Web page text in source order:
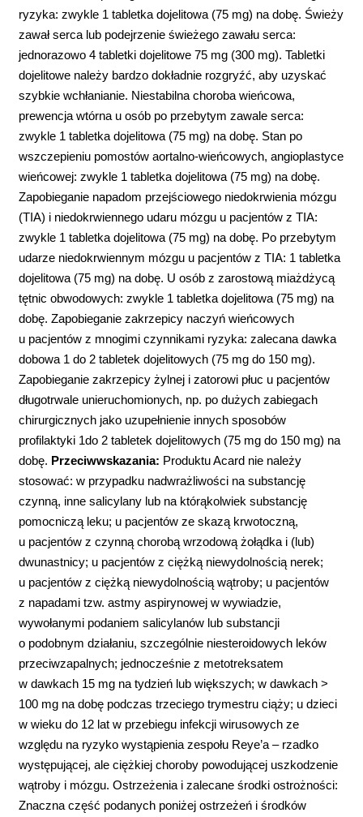
ryzyka: zwykle 1 tabletka dojelitowa (75 mg) na dobę. Świeży
zawał serca lub podejrzenie świeżego zawału serca:
jednorazowo 4 tabletki dojelitowe 75 mg (300 mg). Tabletki
dojelitowe należy bardzo dokładnie rozgryźć, aby uzyskać
szybkie wchłanianie. Niestabilna choroba wieńcowa,
prewencja wtórna u osób po przebytym zawale serca:
zwykle 1 tabletka dojelitowa (75 mg) na dobę. Stan po
wszczepieniu pomostów aortalno-wieńcowych, angioplastyce
wieńcowej: zwykle 1 tabletka dojelitowa (75 mg) na dobę.
Zapobieganie napadom przejściowego niedokrwienia mózgu
(TIA) i niedokrwiennego udaru mózgu u pacjentów z TIA:
zwykle 1 tabletka dojelitowa (75 mg) na dobę. Po przebytym
udarze niedokrwiennym mózgu u pacjentów z TIA: 1 tabletka
dojelitowa (75 mg) na dobę. U osób z zarostową miażdżycą
tętnic obwodowych: zwykle 1 tabletka dojelitowa (75 mg) na
dobę. Zapobieganie zakrzepicy naczyń wieńcowych
u pacjentów z mnogimi czynnikami ryzyka: zalecana dawka
dobowa 1 do 2 tabletek dojelitowych (75 mg do 150 mg).
Zapobieganie zakrzepicy żylnej i zatorowi płuc u pacjentów
długotrwale unieruchomionych, np. po dużych zabiegach
chirurgicznych jako uzupełnienie innych sposobów
profilaktyki 1do 2 tabletek dojelitowych (75 mg do 150 mg) na
dobę. Przeciwwskazania: Produktu Acard nie należy
stosować: w przypadku nadwrażliwości na substancję
czynną, inne salicylany lub na którąkolwiek substancję
pomocniczą leku; u pacjentów ze skazą krwotoczną,
u pacjentów z czynną chorobą wrzodową żołądka i (lub)
dwunastnicy; u pacjentów z ciężką niewydolnością nerek;
u pacjentów z ciężką niewydolnością wątroby; u pacjentów
z napadami tzw. astmy aspirynowej w wywiadzie,
wywołanymi podaniem salicylanów lub substancji
o podobnym działaniu, szczególnie niesteroidowych leków
przeciwzapalnych; jednocześnie z metotreksatem
w dawkach 15 mg na tydzień lub większych; w dawkach >
100 mg na dobę podczas trzeciego trymestru ciąży; u dzieci
w wieku do 12 lat w przebiegu infekcji wirusowych ze
względu na ryzyko wystąpienia zespołu Reye’a – rzadko
występującej, ale ciężkiej choroby powodującej uszkodzenie
wątroby i mózgu. Ostrzeżenia i zalecane środki ostrożności:
Znaczna część podanych poniżej ostrzeżeń i środków